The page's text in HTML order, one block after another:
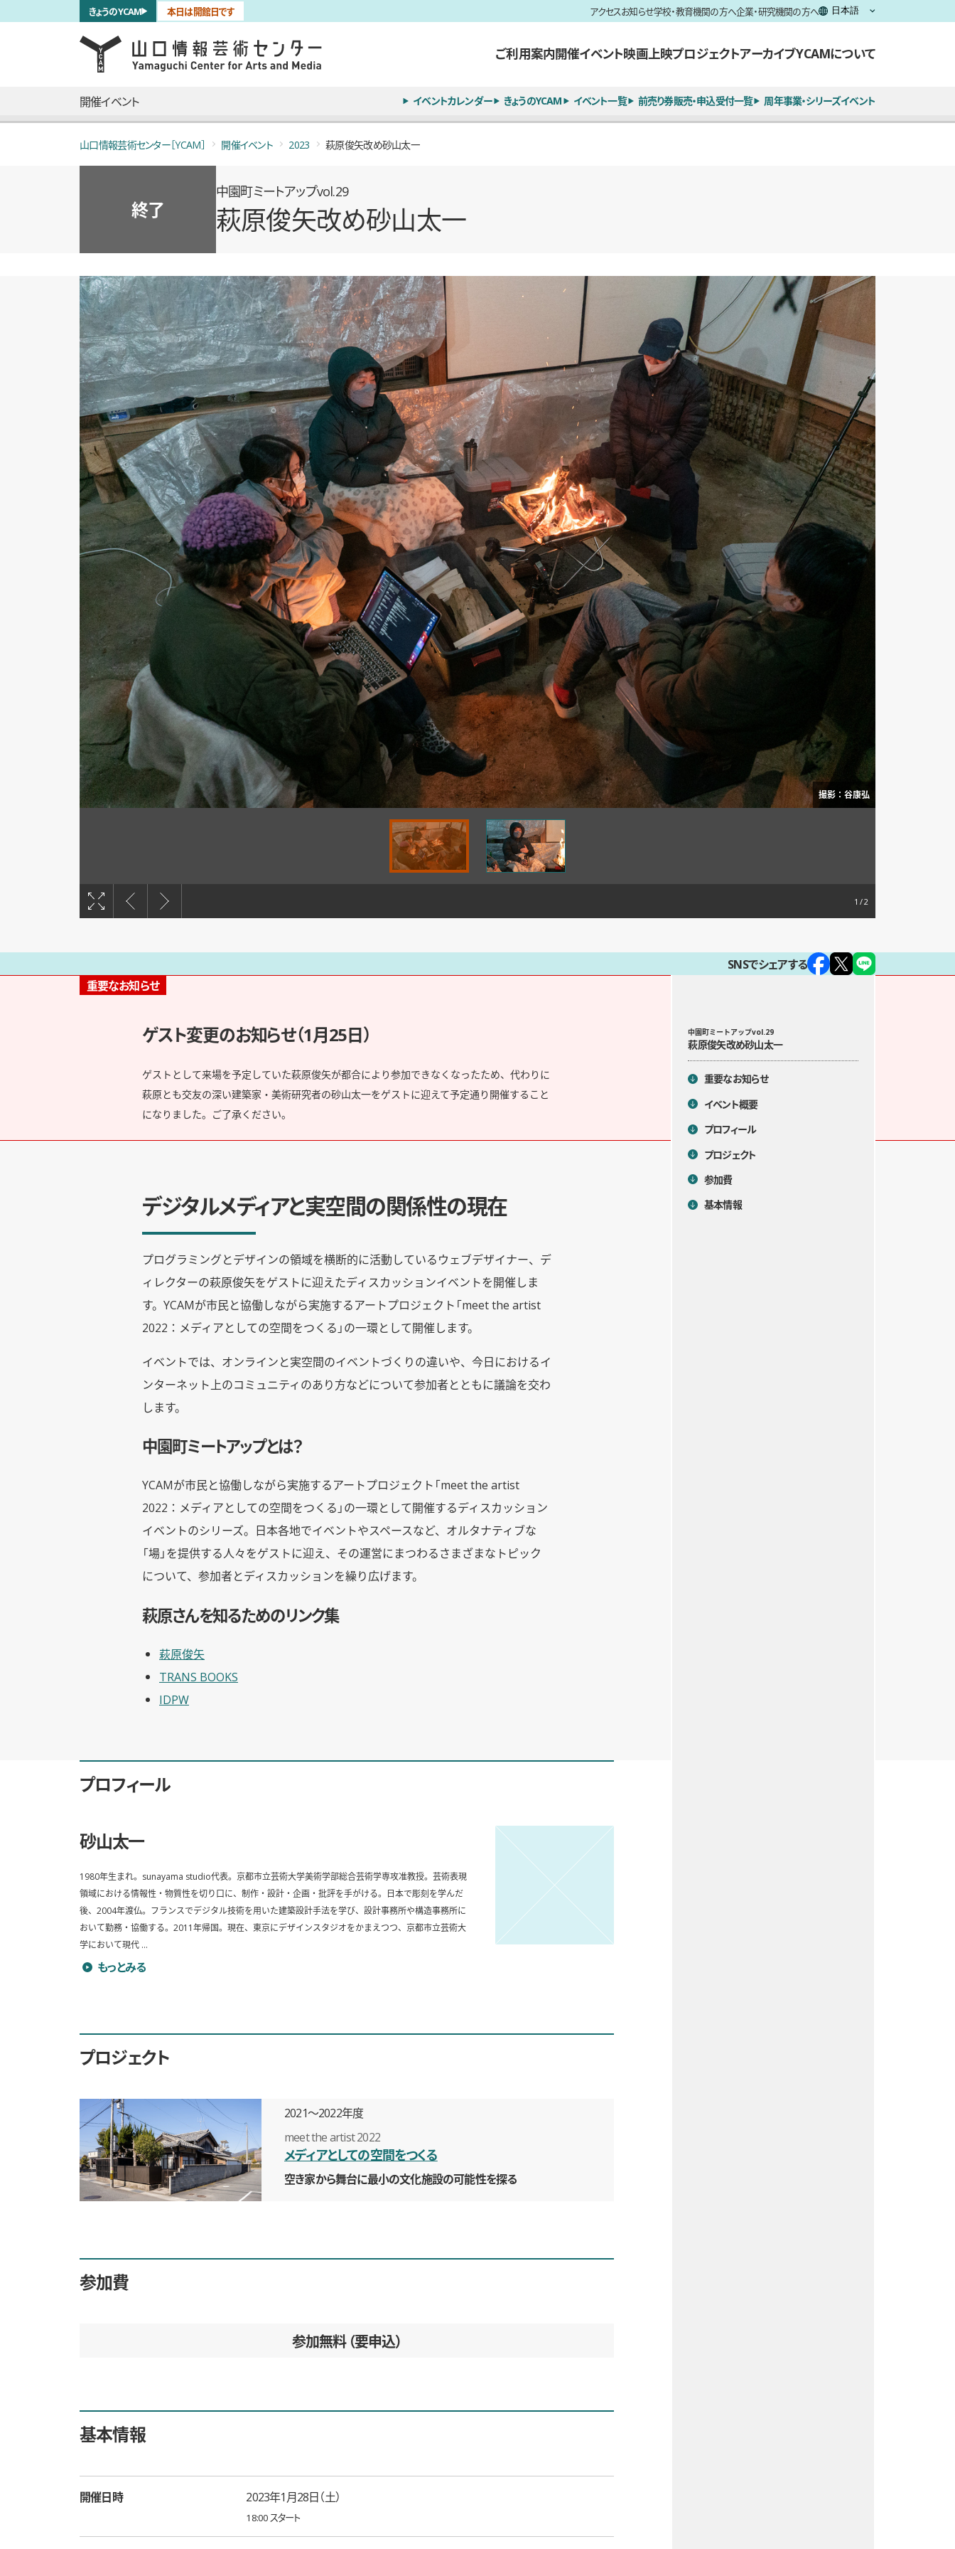
skip to main content 本日は開館日です
きょうのYCAM アクセスお知らせ学校・教育機関の方へ企業・研究機関の方へ
言語を切り替える
メインナビゲーション
ご利用案内開催イベント映画上映プロジェクトアーカイブYCAMについて
開催イベント イベントカレンダー きょうのYCAM イベント一覧 前売り券販売・申込受付一覧 周年事業・シリーズイベント
山口情報芸術センター［YCAM］ 開催イベント 2023 萩原俊矢改め砂山太一
終了
中園町ミートアップvol.29
萩原俊矢改め砂山太一
全2枚のうち、1枚目のスライド
撮影：谷康弘
1
SNSでシェアする
目次
中園町ミートアップvol.29
萩原俊矢改め砂山太一
重要なお知らせ
イベント概要
プロフィール
プロジェクト
参加費
基本情報
重要なお知らせ
ゲスト変更のお知らせ（1月25日）
ゲストとして来場を予定していた萩原俊矢が都合により参加できなくなったため、代わりに
萩原とも交友の深い建築家・美術研究者の砂山太一をゲストに迎えて予定通り開催すること
になりました。ご了承ください。
デジタルメディアと実空間の関係性の現在
プログラミングとデザインの領域を横断的に活動しているウェブデザイナー、デ
ィレクターの萩原俊矢をゲストに迎えたディスカッションイベントを開催しま
す。YCAMが市民と協働しながら実施するアートプロジェクト「meet the artist
2022：メディアとしての空間をつくる」の一環として開催します。
イベントでは、オンラインと実空間のイベントづくりの違いや、今日におけるイ
ンターネット上のコミュニティのあり方などについて参加者とともに議論を交わ
します。
中園町ミートアップとは？
YCAMが市民と協働しながら実施するアートプロジェクト「meet the artist
2022：メディアとしての空間をつくる」の一環として開催するディスカッション
イベントのシリーズ。日本各地でイベントやスペースなど、オルタナティブな
「場」を提供する人々をゲストに迎え、その運営にまつわるさまざまなトピック
について、参加者とディスカッションを繰り広げます。
萩原さんを知るためのリンク集
萩原俊矢
TRANS BOOKS
IDPW
プロフィール
砂山太一
1980年生まれ。sunayama studio代表。京都市立芸術大学美術学部総合芸術学専攻准教授。芸術表現
領域における情報性・物質性を切り口に、制作・設計・企画・批評を手がける。日本で彫刻を学んだ
後、2004年渡仏。フランスでデジタル技術を用いた建築設計手法を学び、設計事務所や構造事務所に
おいて勤務・協働する。2011年帰国。現在、東京にデザインスタジオをかまえつつ、京都市立芸術大
学において現代 ...
砂山太一のプロフィールを詳しく見る
もっとみる
プロジェクト
2021〜2022年度
meet the artist 2022
メディアとしての空間をつくる
空き家から舞台に最小の文化施設の可能性を探る
参加費
参加無料 要申込
基本情報
開催日時 2023年1月28日（土）
18:00 スタート